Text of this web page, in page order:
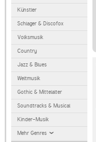
Künstler
Schlager & Discofox
Volksmusik
Country
Jazz & Blues
Weltmusik
Gothic & Mittelalter
Soundtracks & Musical
Kinder-Musik
Mehr Genres